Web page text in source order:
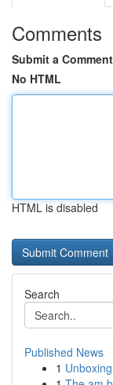
Comments
Submit a Comment
No HTML
HTML is disabled
Search
Published News
1